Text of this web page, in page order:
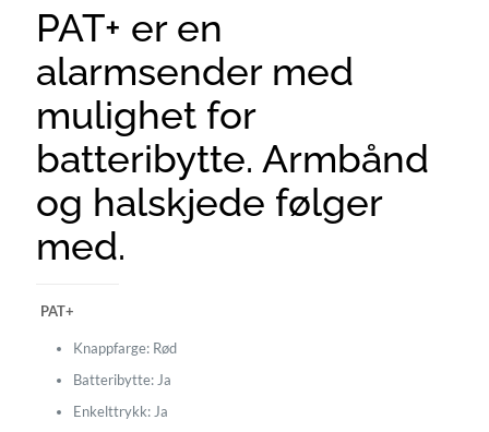
PAT+ er en
alarmsender med
mulighet for
batteribytte. Armbånd
og halskjede følger
med.
PAT+
Knappfarge: Rød
Batteribytte: Ja
Enkelttrykk: Ja